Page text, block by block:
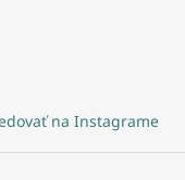
na Instagrame